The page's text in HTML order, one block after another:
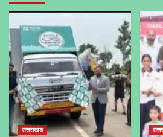
उत्तराखंड